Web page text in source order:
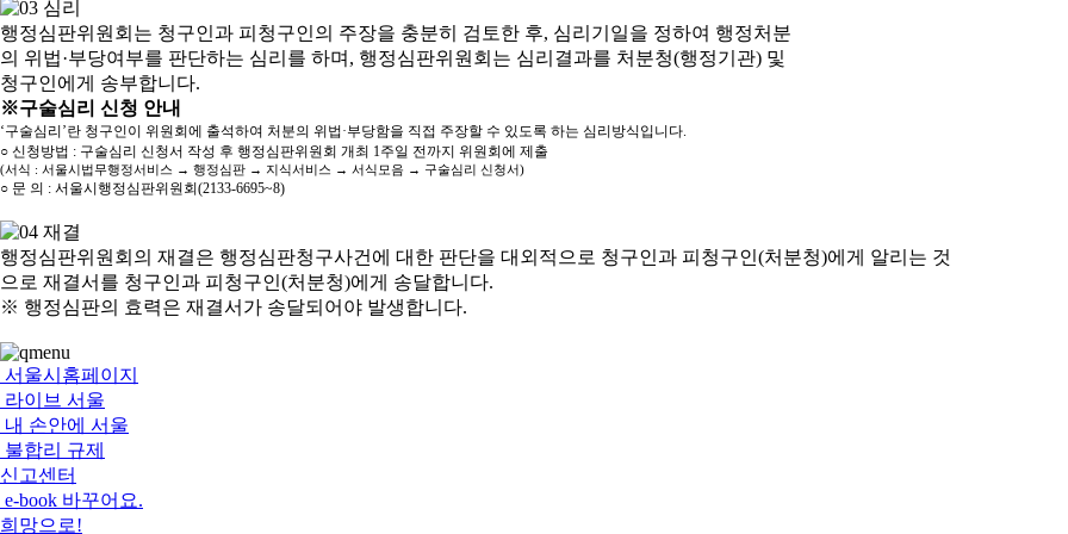
행정심판위원회는 청구인과 피청구인의 주장을 충분히 검토한 후, 심리기일을 정하여 행정처분
의 위법·부당여부를 판단하는 심리를 하며, 행정심판위원회는 심리결과를 처분청(행정기관) 및
청구인에게 송부합니다.
※구술심리 신청 안내
‘구술심리’란 청구인이 위원회에 출석하여 처분의 위법·부당함을 직접 주장할 수 있도록 하는 심리방식입니다.
○ 신청방법 : 구술심리 신청서 작성 후 행정심판위원회 개최 1주일 전까지 위원회에 제출
(서식 : 서울시법무행정서비스 → 행정심판 → 지식서비스 → 서식모음 → 구술심리 신청서)
○ 문 의 : 서울시행정심판위원회(2133-6695~8)
행정심판위원회의 재결은 행정심판청구사건에 대한 판단을 대외적으로 청구인과 피청구인(처분청)에게 알리는 것
으로 재결서를 청구인과 피청구인(처분청)에게 송달합니다.
※ 행정심판의 효력은 재결서가 송달되어야 발생합니다.
서울시홈페이지
라이브 서울
내 손안에 서울
불합리 규제
신고센터
e-book 바꾸어요.
희망으로!